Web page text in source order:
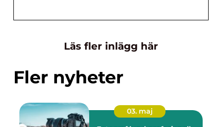
Läs fler inlägg här
Fler nyheter
03. maj